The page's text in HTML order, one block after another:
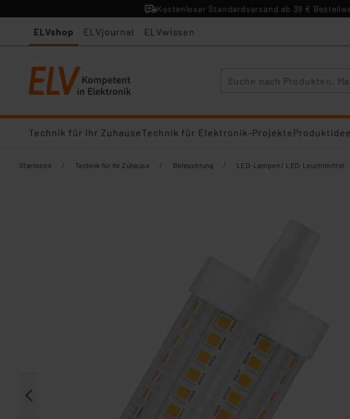
Kostenloser Standardversand ab 39 €
ELVshop ELVjournal ELVwissen
Technik für Ihr ZuhauseTechnik für Elektronik-Projekte
Startseite / Technik für Ihr Zuhause / Beleuchtung / LED-Lampen / LED-Leuchtmittel